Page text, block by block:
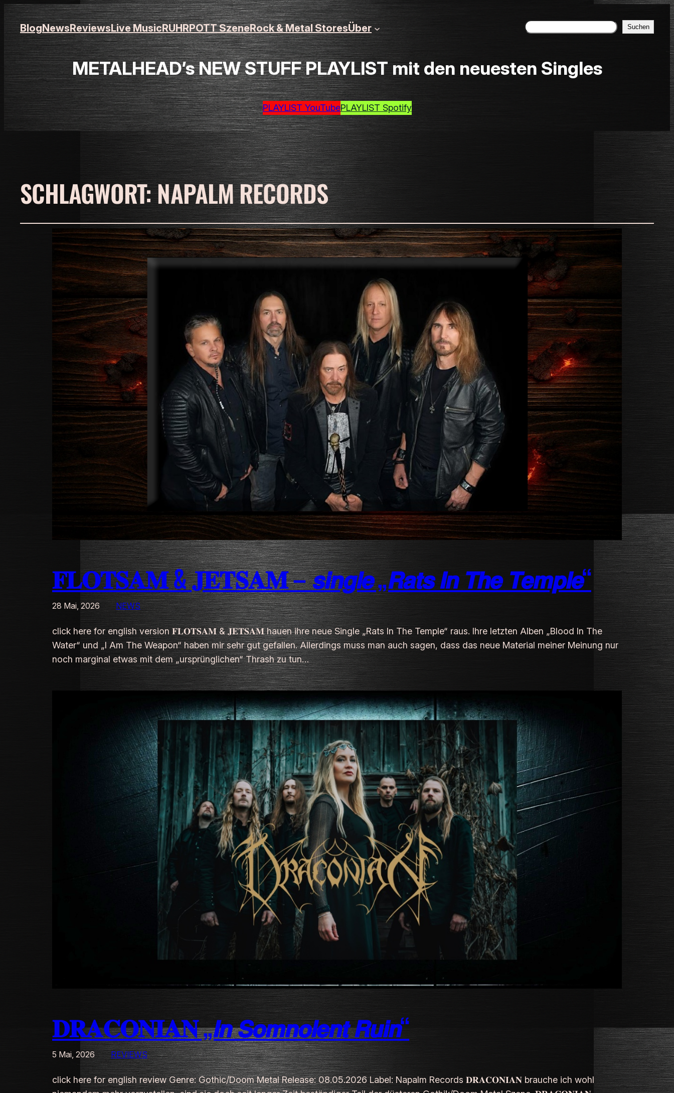
Suchen Suchen
BlogNewsReviewsLive MusicRUHRPOTT SzeneRock & Metal StoresÜber
METALHEAD’s NEW STUFF PLAYLIST mit den neuesten Singles
PLAYLIST YouTubePLAYLIST Spotify
SCHLAGWORT:NAPALM RECORDS
𝐅𝐋𝐎𝐓𝐒𝐀𝐌 & 𝐉𝐄𝐓𝐒𝐀𝐌 – 𝙨𝙞𝙣𝙜𝙡𝙚 „𝙍𝙖𝙩𝙨 𝙄𝙣 𝙏𝙝𝙚 𝙏𝙚𝙢𝙥𝙡𝙚“
28 Mai, 2026 NEWS
click here for english version 𝐅𝐋𝐎𝐓𝐒𝐀𝐌 & 𝐉𝐄𝐓𝐒𝐀𝐌 hauen ihre neue Single „Rats In The Temple“ raus. Ihre letzten Alben „Blood In The
Water“ und „I Am The Weapon“ haben mir sehr gut gefallen. Allerdings muss man auch sagen, dass das neue Material meiner Meinung nur
noch marginal etwas mit dem „ursprünglichen“ Thrash zu tun…
𝐃𝐑𝐀𝐂𝐎𝐍𝐈𝐀𝐍 „𝙄𝙣 𝙎𝙤𝙢𝙣𝙤𝙡𝙚𝙣𝙩 𝙍𝙪𝙞𝙣“
5 Mai, 2026 REVIEWS
click here for english review Genre: Gothic/Doom Metal Release: 08.05.2026 Label: Napalm Records 𝐃𝐑𝐀𝐂𝐎𝐍𝐈𝐀𝐍 brauche ich wohl